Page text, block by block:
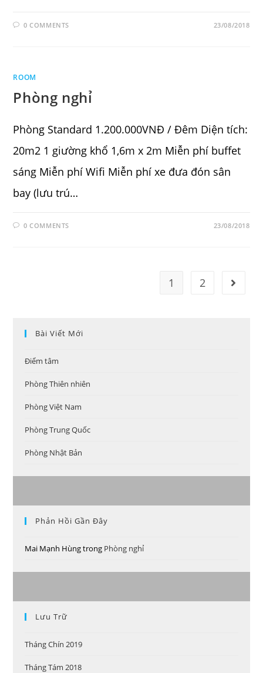
0 COMMENTS 23/08/2018
ROOM
Phòng nghỉ
Phòng Standard 1.200.000VNĐ / Đêm Diện tích:
20m2 1 giường khổ 1,6m x 2m Miễn phí buffet
sáng Miễn phí Wifi Miễn phí xe đưa đón sân
bay (lưu trú…
0 COMMENTS 23/08/2018
1 2
Bài Viết Mới
Điểm tâm
Phòng Thiên nhiên
Phòng Việt Nam
Phòng Trung Quốc
Phòng Nhật Bản
Phản Hồi Gần Đây
Mai Mạnh Hùngtrong Phòng nghỉ
Lưu Trữ
Tháng Chín 2019
Tháng Tám 2018